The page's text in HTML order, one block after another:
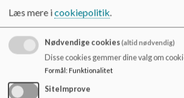
i
Rønde Skole
Skrejrupvej 1, 8410 Rønde
roende-skole@syddjurs.dk
Læs mere icookiepolitik.
Nødvendige cookies(altid nødvendig)
Disse cookies gemmer dine valg om
Formål: Funktionalitet
SiteImprove